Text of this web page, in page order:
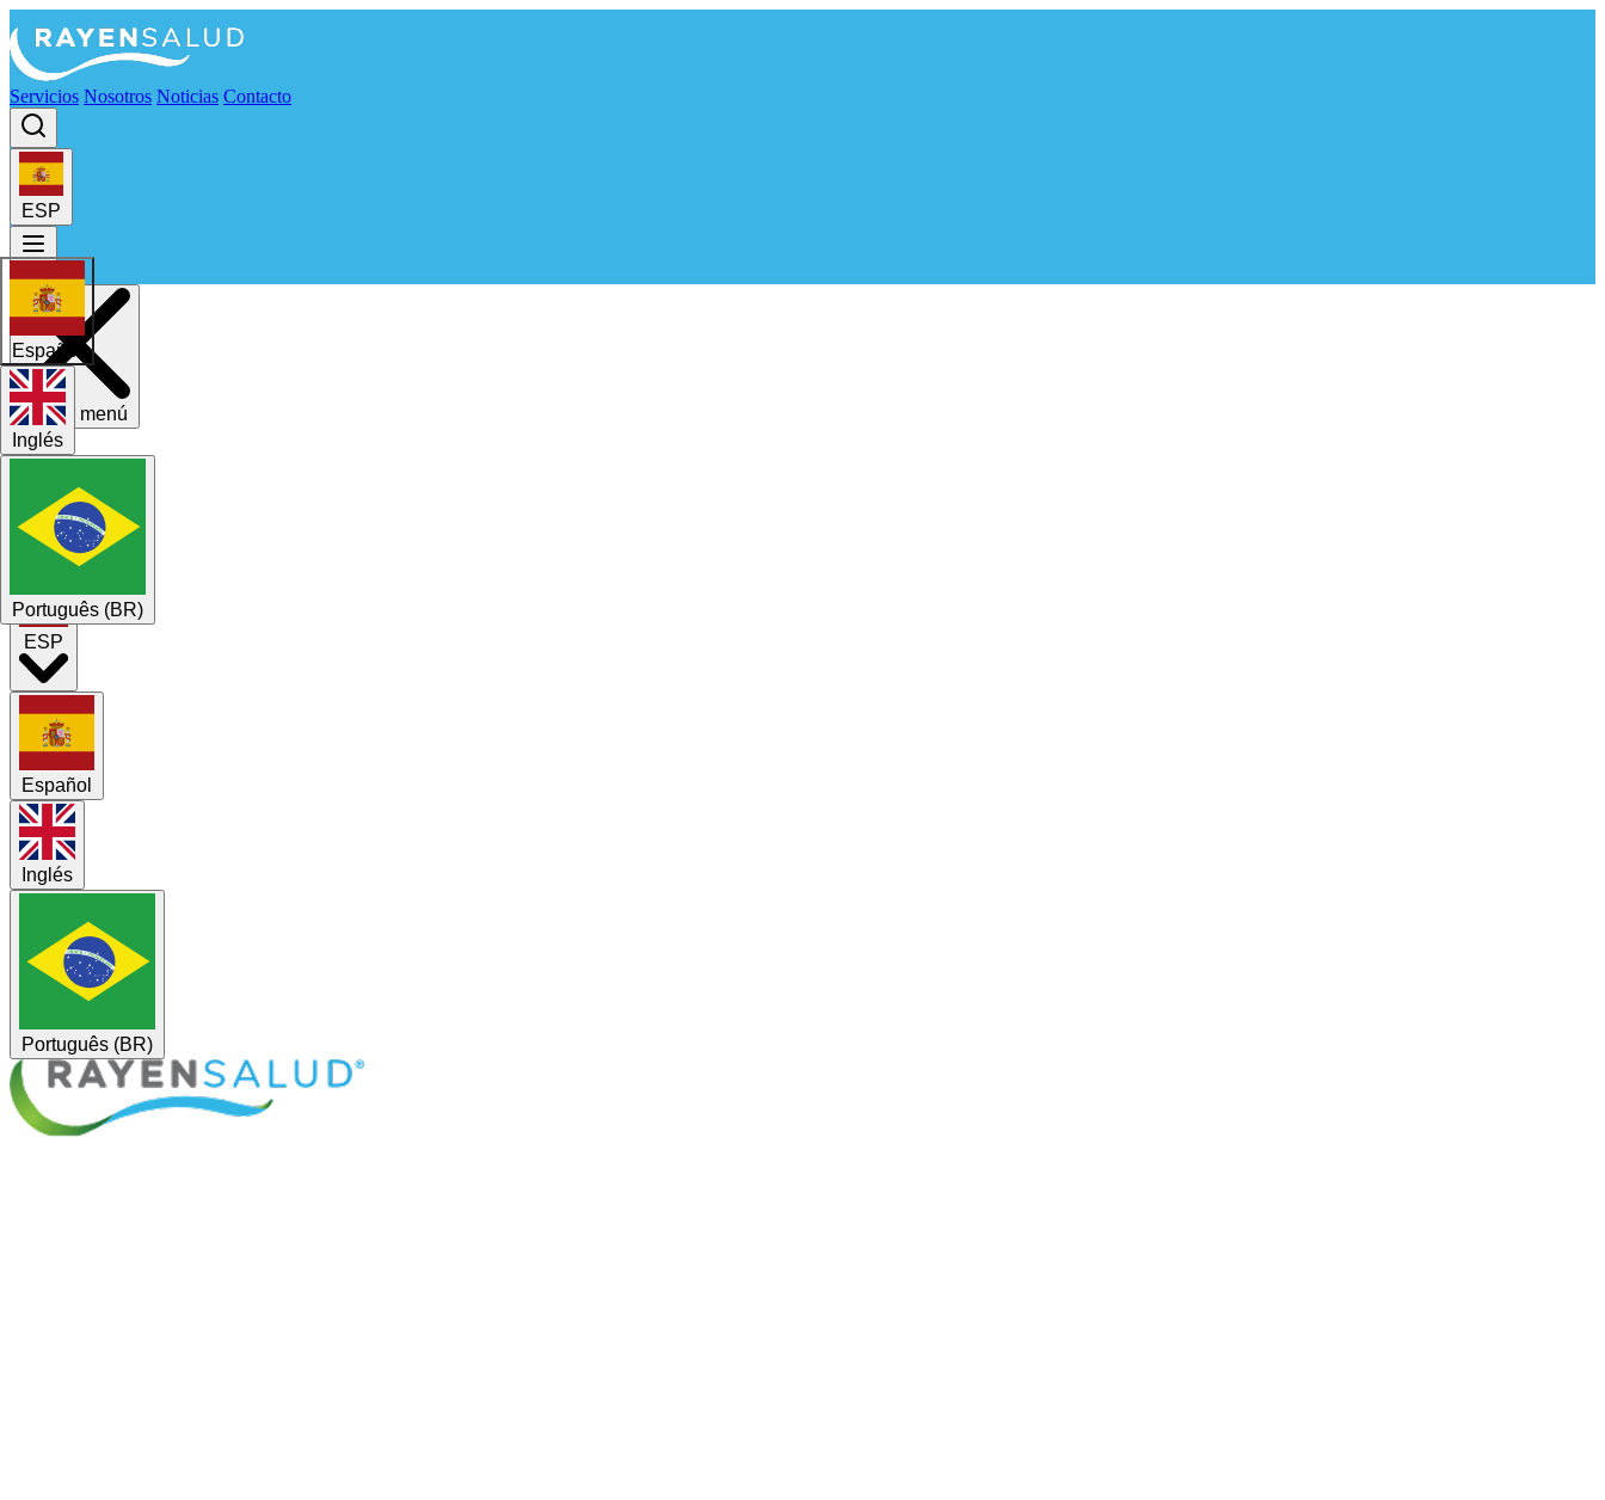
Servicios Nosotros Noticias Contacto
ESP
Español
Inglés
Português (BR)
Cerrar menú
Servicios
Nosotros
Noticias
Contacto
ESP
Español
Inglés
Português (BR)